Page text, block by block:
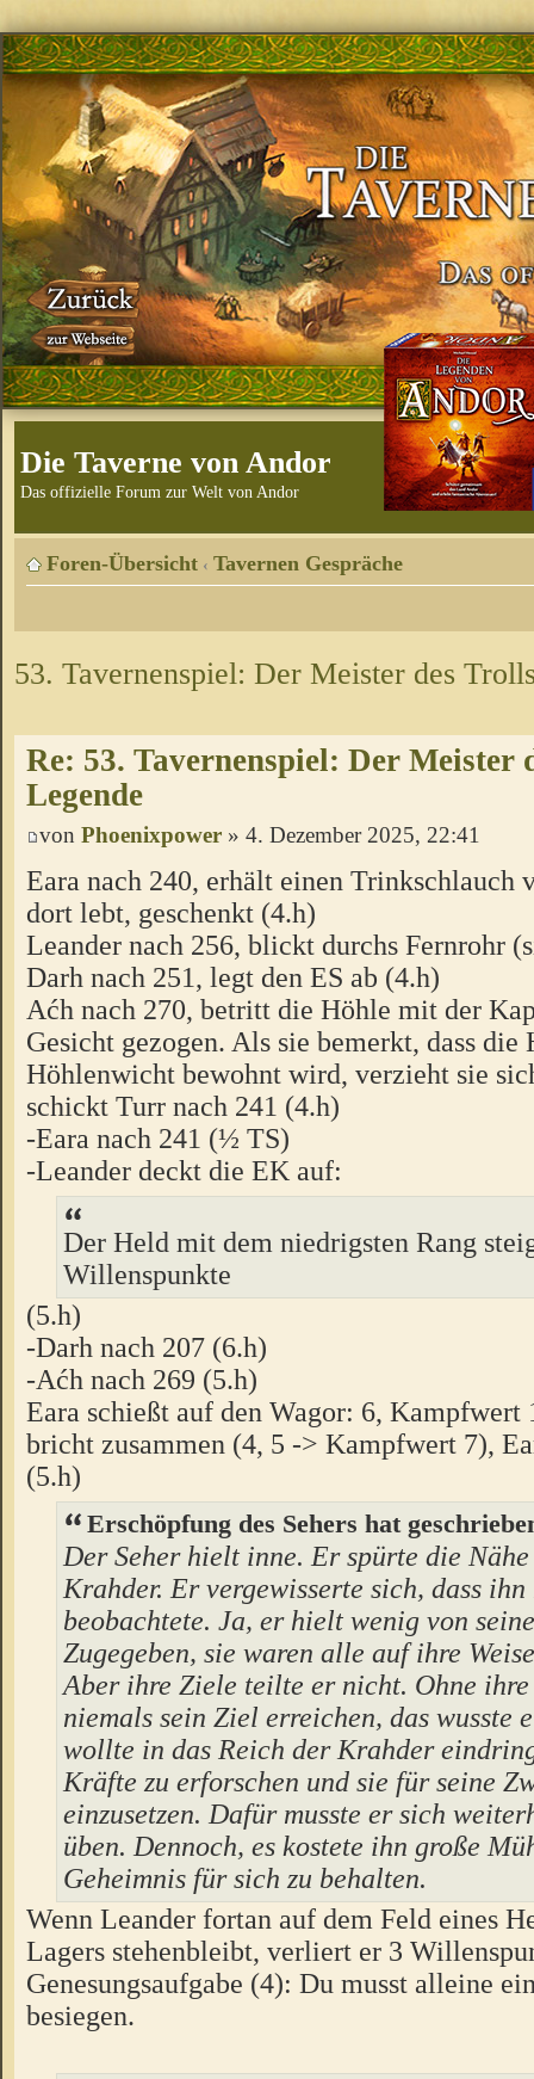
Die Taverne von Andor
Das offizielle Forum zur Welt von Andor
Foren-Übersicht ‹ Tavernen Gespräche
53. Tavernenspiel: Der Meister des
Re: 53. Tavernenspiel: Der Meister
Legende
von Phoenixpower » 4. Dezember 2025, 22:41
Eara nach 240, erhält einen Trinkschlauch
dort lebt, geschenkt (4.h)
Leander nach 256, blickt durchs Fernrohr
Darh nach 251, legt den ES ab (4.h)
Aćh nach 270, betritt die Höhle mit der
Gesicht gezogen. Als sie bemerkt, dass die
Höhlenwicht bewohnt wird, verzieht sie
schickt Turr nach 241 (4.h)
-Eara nach 241 (½ TS)
-Leander deckt die EK auf:
Der Held mit dem niedrigsten Rang
Willenspunkte
(5.h)
-Darh nach 207 (6.h)
-Aćh nach 269 (5.h)
Eara schießt auf den Wagor: 6, Kampfwert
bricht zusammen (4, 5 -> Kampfwert 7),
(5.h)
Erschöpfung des Sehers hat
Der Seher hielt inne. Er spürte die
Krahder. Er vergewisserte sich, dass ihn
beobachtete. Ja, er hielt wenig von
Zugegeben, sie waren alle auf ihre
Aber ihre Ziele teilte er nicht. Ohne
niemals sein Ziel erreichen, das wusste
wollte in das Reich der Krahder
Kräfte zu erforschen und sie für seine
einzusetzen. Dafür musste er sich
üben. Dennoch, es kostete ihn große
Geheimnis für sich zu behalten.
Wenn Leander fortan auf dem Feld eines
Lagers stehenbleibt, verliert er 3
Genesungsaufgabe (4): Du musst alleine
besiegen.